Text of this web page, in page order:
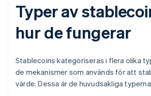
Typer av
hur de fungerar
Stablecoins kategoriseras i flera olika
de mekanismer som används för att
värde. Dessa är de huvudsakliga